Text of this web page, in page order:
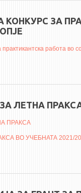
КОНКУРС ЗА
практикантска работа во
ЛЕТНА
ПРАКСА
ВО УЧЕБНАТА 2021/